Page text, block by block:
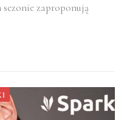
zaproponują